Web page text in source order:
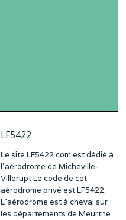
LF5422
Le site LF5422.com est dédié à
l’aérodrome de Micheville-
Villerupt Le code de cet
aérodrome privé est LF5422.
L’aérodrome est à cheval sur
les départements de Meurthe